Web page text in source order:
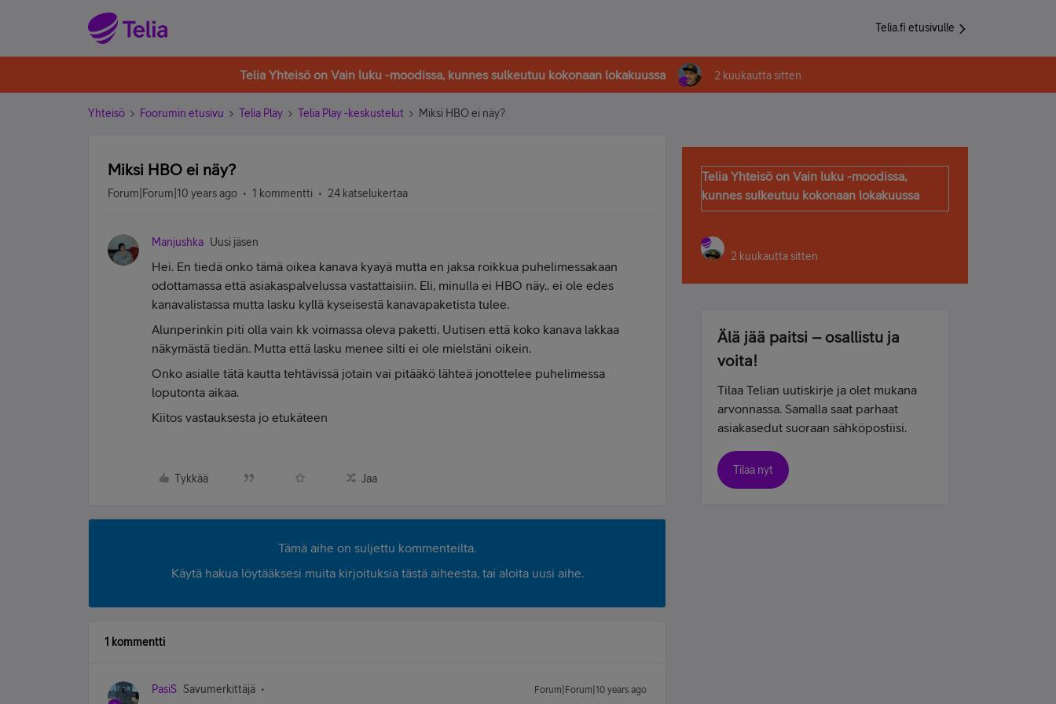
Telia.fi etusivulle
Telia Yhteisö on Vain luku -moodissa, kunnes sulkeutuu kokonaan lokakuussa 2 kuukautta sitten
Yhteisö Foorumin etusivu Telia Play Telia Play -keskustelut Miksi HBO ei näy?
Miksi HBO ei näy?
Forum|Forum|10 years ago 1 kommentti 24 katselukertaa
Manjushka Uusi jäsen
Hei. En tiedä onko tämä oikea kanava kyayä mutta en jaksa roikkua puhelimessakaan
odottamassa että asiakaspalvelussa vastattaisiin. Eli, minulla ei HBO näy.. ei ole edes
kanavalistassa mutta lasku kyllä kyseisestä kanavapaketista tulee.
Alunperinkin piti olla vain kk voimassa oleva paketti. Uutisen että koko kanava lakkaa
näkymästä tiedän. Mutta että lasku menee silti ei ole mielstäni oikein.
Onko asialle tätä kautta tehtävissä jotain vai pitääkö lähteä jonottelee puhelimessa
loputonta aikaa.
Kiitos vastauksesta jo etukäteen
Tykkää Jaa
Tämä aihe on suljettu kommenteilta.
Käytä hakua löytääksesi muita kirjoituksia tästä aiheesta, tai aloita uusi aihe.
1 kommentti
PasiS Savumerkittäjä Forum|Forum|10 years ago
Telia Yhteisö on Vain luku -moodissa,
kunnes sulkeutuu kokonaan lokakuussa
2 kuukautta sitten
Älä jää paitsi – osallistu ja
voita!
Tilaa Telian uutiskirje ja olet mukana
arvonnassa. Samalla saat parhaat
asiakasedut suoraan sähköpostiisi.
Tilaa nyt